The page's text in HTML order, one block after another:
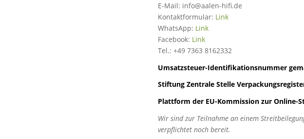
E-Mail: info@aalen-hifi.de
Kontaktformular: Link
WhatsApp: Link
Facebook: Link
Tel.: +49 7363 8162332
Umsatzsteuer-Identifikationsnummer
Stiftung Zentrale Stelle
Plattform der EU-Kommission zur Online-
Wir sind zur Teilnahme an einem
verpflichtet noch bereit.